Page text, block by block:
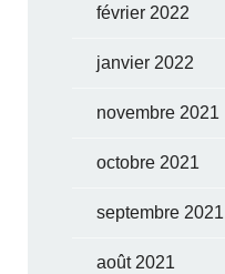
février 2022
janvier 2022
novembre 2021
octobre 2021
septembre 2021
août 2021